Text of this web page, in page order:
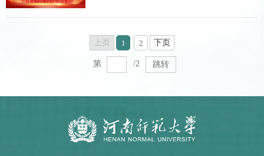
上页 1 2 下页
第 /2 跳转